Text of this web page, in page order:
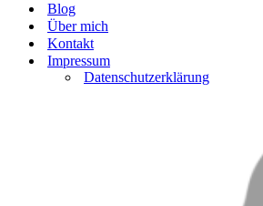
Blog
Über mich
Kontakt
Impressum
Datenschutzerklärung